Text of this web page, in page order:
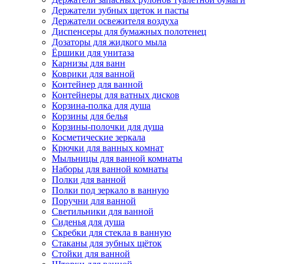
Держатели зубных щеток и пасты
Держатели освежителя воздуха
Диспенсеры для бумажных полотенец
Дозаторы для жидкого мыла
Ёршики для унитаза
Карнизы для ванн
Коврики для ванной
Контейнер для ванной
Контейнеры для ватных дисков
Корзина-полка для душа
Корзины для белья
Корзины-полочки для душа
Косметические зеркала
Крючки для ванных комнат
Мыльницы для ванной комнаты
Наборы для ванной комнаты
Полки для ванной
Полки под зеркало в ванную
Поручни для ванной
Светильники для ванной
Сиденья для душа
Скребки для стекла в ванную
Стаканы для зубных щёток
Стойки для ванной